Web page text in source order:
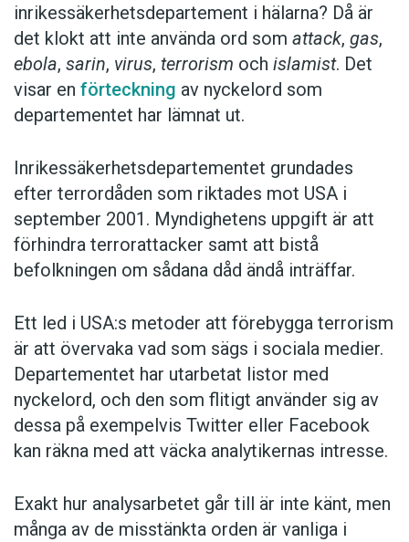
inrikessäkerhetsdepartement i hälarna? Då är
det klokt att inte använda ord som attack, gas,
ebola, sarin, virus, terrorism och islamist. Det
visar en förteckning av nyckelord som
departementet har lämnat ut.
Inrikessäkerhetsdepartementet grundades
efter terrordåden som riktades mot USA i
september 2001. Myndighetens uppgift är att
förhindra terrorattacker samt att bistå
befolkningen om sådana dåd ändå inträffar.
Ett led i USA:s metoder att förebygga terrorism
är att övervaka vad som sägs i sociala medier.
Departementet har utarbetat listor med
nyckelord, och den som flitigt använder sig av
dessa på exempelvis Twitter eller Facebook
kan räkna med att väcka analytikernas intresse.
Exakt hur analysarbetet går till är inte känt, men
många av de misstänkta orden är vanliga i